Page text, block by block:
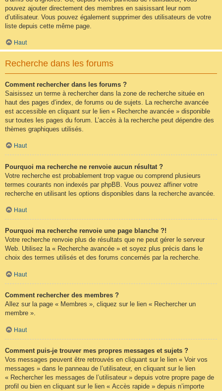
pouvez ajouter directement des membres en saisissant leur nom
d’utilisateur. Vous pouvez également supprimer des utilisateurs de votre
liste depuis cette même page.
Haut
Recherche dans les forums
Comment rechercher dans les forums ?
Saisissez un terme à rechercher dans la zone de recherche située en
haut des pages d’index, de forums ou de sujets. La recherche avancée
est accessible en cliquant sur le lien « Recherche avancée » disponible
sur toutes les pages du forum. L’accès à la recherche peut dépendre des
thèmes graphiques utilisés.
Haut
Pourquoi ma recherche ne renvoie aucun résultat ?
Votre recherche est probablement trop vague ou comprend plusieurs
termes courants non indexés par phpBB. Vous pouvez affiner votre
recherche en utilisant les options disponibles dans la recherche avancée.
Haut
Pourquoi ma recherche renvoie une page blanche ?!
Votre recherche renvoie plus de résultats que ne peut gérer le serveur
Web. Utilisez la « Recherche avancée » et soyez plus précis dans le
choix des termes utilisés et des forums concernés par la recherche.
Haut
Comment rechercher des membres ?
Allez sur la page « Membres », cliquez sur le lien « Rechercher un
membre ».
Haut
Comment puis-je trouver mes propres messages et sujets ?
Vos messages peuvent être retrouvés en cliquant sur le lien « Voir vos
messages » dans le panneau de l’utilisateur, en cliquant sur le lien
« Rechercher les messages de l’utilisateur » depuis votre propre page de
profil ou bien en cliquant sur le lien « Accès rapide » depuis n’importe